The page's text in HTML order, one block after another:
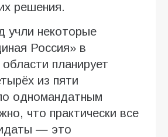
решения.
учли некоторые
Россия» в
планирует
из пяти
одномандатным
что практически все
— это